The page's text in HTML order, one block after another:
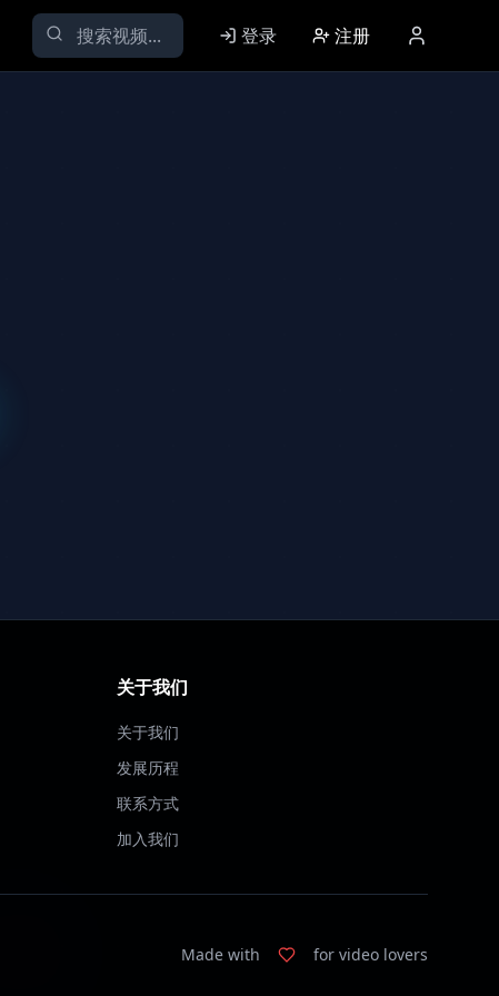
登录 注册
关于我们
关于我们
发展历程
联系方式
加入我们
Made with for video lovers